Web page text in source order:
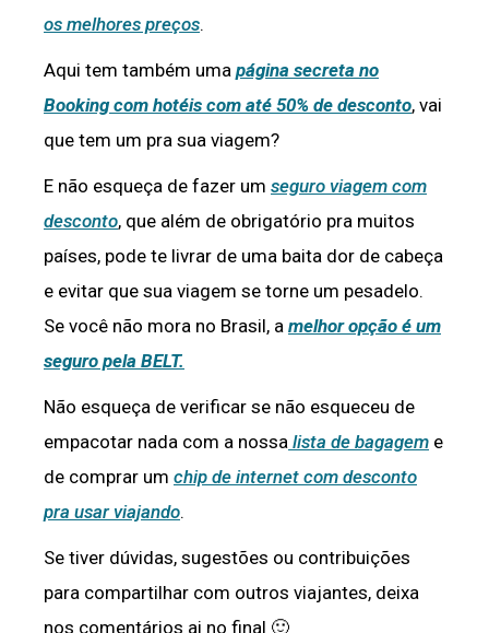
os melhores preços.
Aqui tem também uma página secreta no
Booking com hotéis com até 50% de desconto, vai
que tem um pra sua viagem?
E não esqueça de fazer um seguro viagem com
desconto, que além de obrigatório pra muitos
países, pode te livrar de uma baita dor de cabeça
e evitar que sua viagem se torne um pesadelo.
Se você não mora no Brasil, a melhor opção é um
seguro pela BELT.
Não esqueça de verificar se não esqueceu de
empacotar nada com a nossa lista de bagagem e
de comprar um chip de internet com desconto
pra usar viajando.
Se tiver dúvidas, sugestões ou contribuições
para compartilhar com outros viajantes, deixa
nos comentários ai no final 🙂